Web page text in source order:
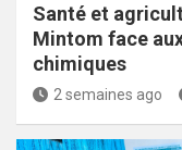
Santé et
Mintom face
chimiques
2 semaines ago